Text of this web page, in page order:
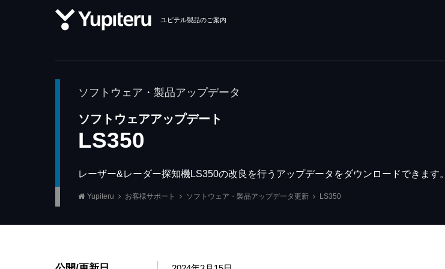
ユピテル製品のご案内
ソフトウェア・製品アップデータ
ソフトウェアアップデート
LS350
レーザー&レーダー探知機LS350の改良を行うアップデータをダウンロードできます。
Yupiteru お客様サポート ソフトウェア・製品アップデータ更新 LS350